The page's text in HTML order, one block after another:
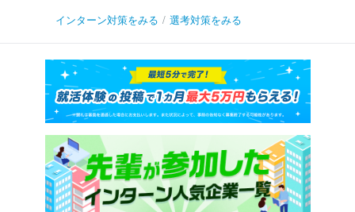
インターン対策をみる / 選考対策をみる